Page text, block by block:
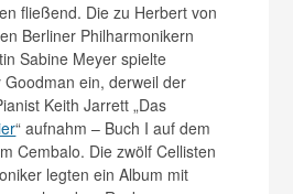
fließend. Die zu Herbert von
Berliner Philharmonikern
Sabine Meyer spielte
ein, derweil der
Keith Jarrett „Das
“ aufnahm – Buch I auf dem
Cembalo. Die zwölf Cellisten
legten ein Album mit